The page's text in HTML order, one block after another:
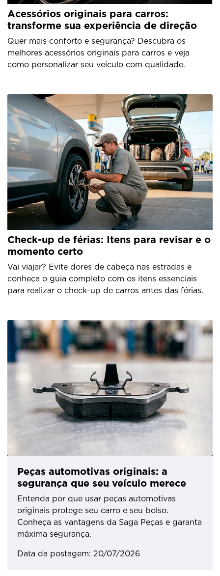
Acessórios originais para carros:
transforme sua experiência de direção
Quer mais conforto e segurança? Descubra os
melhores acessórios originais para carros e veja
como personalizar seu veículo com qualidade.
Check-up de férias: Itens para revisar e o
momento certo
Vai viajar? Evite dores de cabeça nas estradas e
conheça o guia completo com os itens essenciais
para realizar o check-up de carros antes das férias.
Peças automotivas originais: a
segurança que seu veículo merece
Entenda por que usar peças automotivas
originais protege seu carro e seu bolso.
Conheça as vantagens da Saga Peças e garanta
máxima segurança.
Data da postagem: 20/07/2026